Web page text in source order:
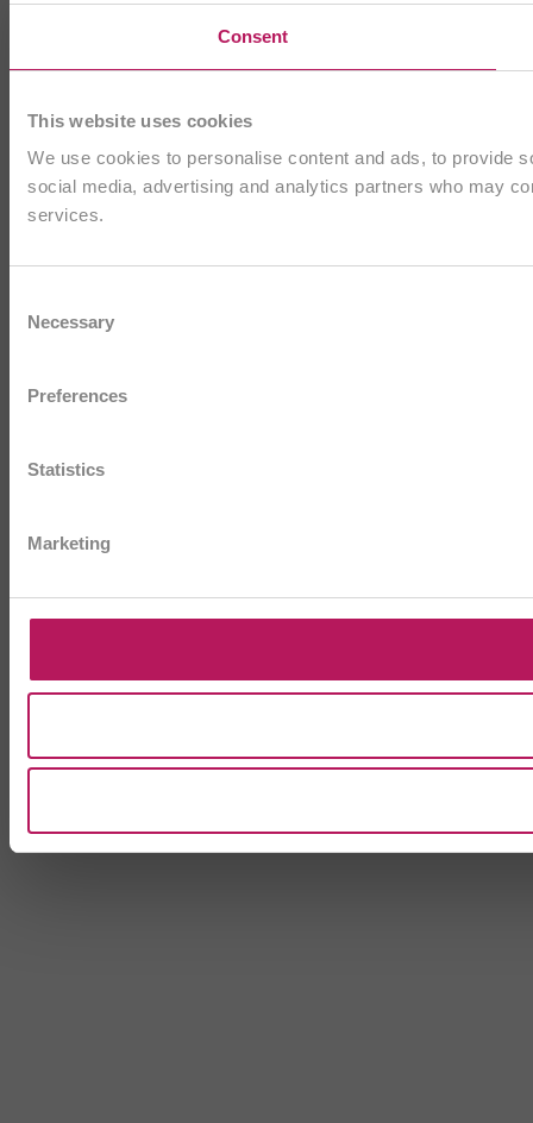
Consent
This website uses cookies
We use cookies to personalise content and ads, to provide
social media, advertising and analytics partners who may
services.
Selection
Necessary
Preferences
Statistics
Marketing